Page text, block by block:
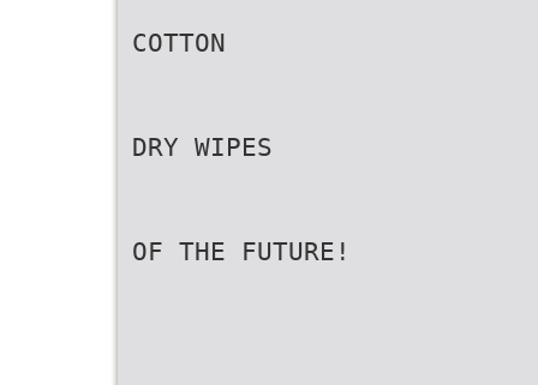
COTTON
DRY WIPES
OF THE FUTURE!